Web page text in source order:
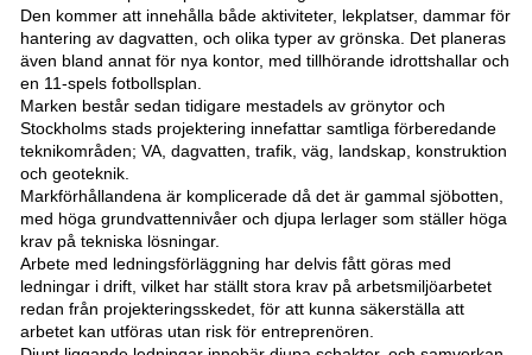
Den kommer att innehålla både aktiviteter, lekplatser, dammar för
hantering av dagvatten, och olika typer av grönska. Det planeras
även bland annat för nya kontor, med tillhörande idrottshallar och
en 11-spels fotbollsplan.
Marken består sedan tidigare mestadels av grönytor och
Stockholms stads projektering innefattar samtliga förberedande
teknikområden; VA, dagvatten, trafik, väg, landskap, konstruktion
och geoteknik.
Markförhållandena är komplicerade då det är gammal sjöbotten,
med höga grundvattennivåer och djupa lerlager som ställer höga
krav på tekniska lösningar.
Arbete med ledningsförläggning har delvis fått göras med
ledningar i drift, vilket har ställt stora krav på arbetsmiljöarbetet
redan från projekteringsskedet, för att kunna säkerställa att
arbetet kan utföras utan risk för entreprenören.